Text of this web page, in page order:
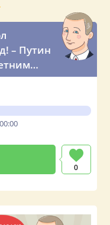
– Путин
00:00
0